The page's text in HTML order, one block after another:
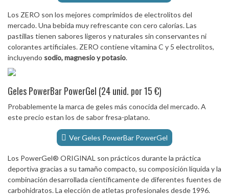
Los ZERO son los mejores comprimidos de electrolitos del
mercado. Una bebida muy refrescante con cero calorías. Las
pastillas tienen sabores ligeros y naturales sin conservantes ni
colorantes artificiales. ZERO contiene vitamina C y 5 electrolitos,
incluyendo sodio, magnesio y potasio.
Geles PowerBar PowerGel (24 unid. por 15 €)
Probablemente la marca de geles más conocida del mercado. A
este precio estan los de sabor fresa-platano.
Ver Geles PowerBar PowerGel
Los PowerGel® ORIGINAL son prácticos durante la práctica
deportiva gracias a su tamaño compacto, su composición líquida y la
combinación desarrollada científicamente de diferentes fuentes de
carbohidratos. La elección de atletas profesionales desde 1996.